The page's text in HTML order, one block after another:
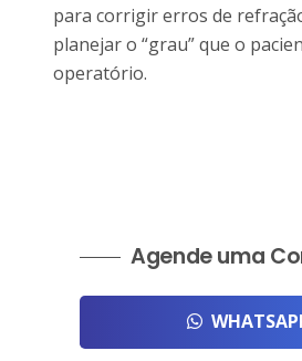
para corrigir erros de
planejar o “grau” que o
operatório.
Agende uma